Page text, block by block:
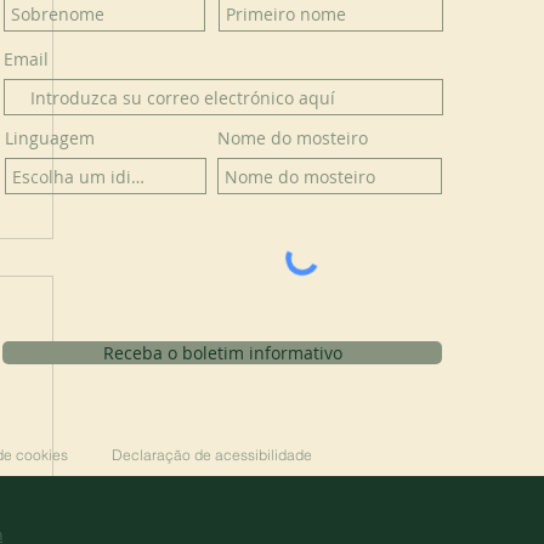
Email
Linguagem Nome do mosteiro
Receba o boletim informativo
cookies Declaração de acessibilidade